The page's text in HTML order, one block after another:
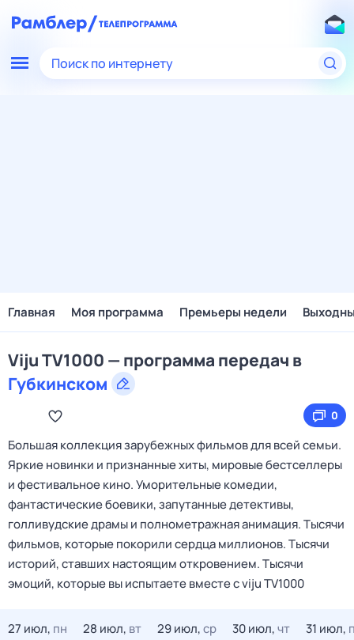
Поиск по интернету
Главная Моя программа Премьеры недели
Viju TV1000 — программа передач в
Губкинском
0
Большая коллекция зарубежных фильмов для всей семьи.
Яркие новинки и признанные хиты, мировые бестселлеры
и фестивальное кино. Уморительные комедии,
фантастические боевики, запутанные детективы,
голливудские драмы и полнометражная анимация. Тысячи
фильмов, которые покорили сердца миллионов. Тысячи
историй, ставших настоящим откровением. Тысячи
эмоций, которые вы испытаете вместе с viju TV1000
27 июл, пн 28 июл, вт 29 июл,ср 30 июл,чт 31 июл,